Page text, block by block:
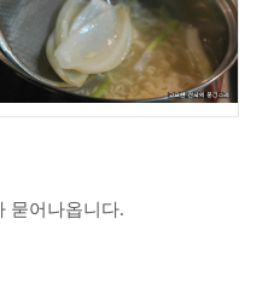
묻어나옵니다.